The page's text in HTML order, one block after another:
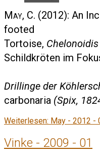
May, C. (2012): An
footed
Tortoise,
Schildkröten im
Drillinge der
carbonaria (Spix,
Weiterlesen: May - 2012 -
Vinke - 2009 - 01